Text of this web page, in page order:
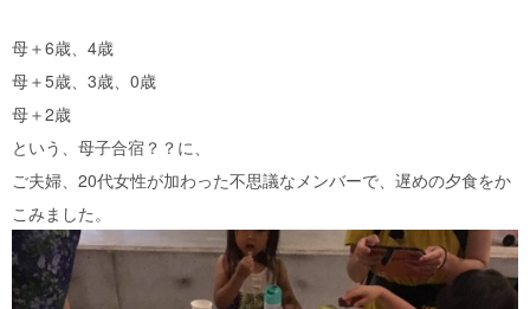
母＋6歳、4歳
母＋5歳、3歳、0歳
母＋2歳
という、母子合宿？？に、
ご夫婦、20代女性が加わった不思議なメンバーで、遅めの夕食をか
こみました。